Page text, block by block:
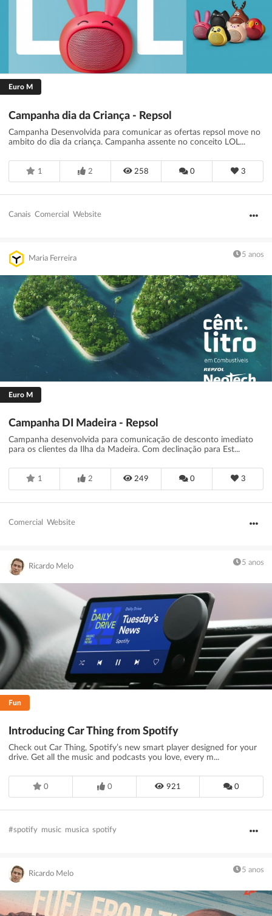
Euro M
Campanha dia da Criança - Repsol
Campanha Desenvolvida para comunicar as ofertas repsol move no
ambito do dia da criança. Campanha assente no conceito LOL...
1 2 258 0 3
Canais Comercial Website
Maria Ferreira 5 anos
Euro M
Campanha DI Madeira - Repsol
Campanha desenvolvida para comunicação de desconto imediato
para os clientes da Ilha da Madeira. Com declinação para Est...
1 2 249 0 3
Comercial Website
Ricardo Melo 5 anos
Fun
Introducing Car Thing from Spotify
Check out Car Thing, Spotify’s new smart player designed for your
drive. Get all the music and podcasts you love, every m...
0 0 921 0
#spotify music musica spotify
Ricardo Melo 5 anos